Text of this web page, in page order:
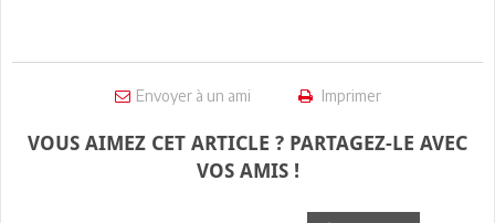
Envoyer à un ami Imprimer
VOUS AIMEZ CET ARTICLE ? PARTAGEZ-LE AVEC
VOS AMIS !